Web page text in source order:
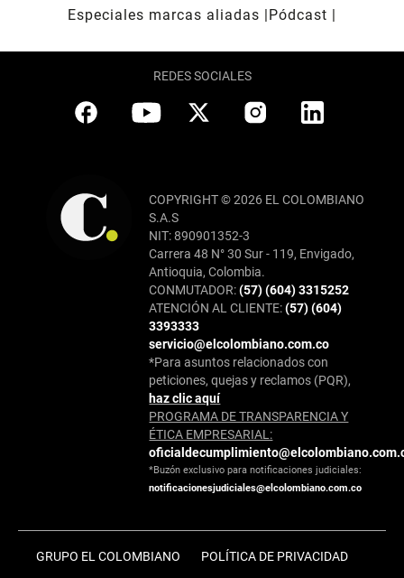
Especiales marcas aliadas
Pódcast
REDES SOCIALES
COPYRIGHT © 2026 EL COLOMBIANO
S.A.S
NIT: 890901352-3
Carrera 48 N° 30 Sur - 119, Envigado,
Antioquia, Colombia.
CONMUTADOR:(57) (604) 3315252
ATENCIÓN AL CLIENTE:(57) (604)
3393333
servicio@elcolombiano.com.co
*Para asuntos relacionados con
peticiones, quejas y reclamos (PQR),
haz clic aquí
PROGRAMA DE TRANSPARENCIA Y
ÉTICA EMPRESARIAL:
*Buzón exclusivo para notificaciones judiciales:
notificacionesjudiciales@elcolombiano.com.co
GRUPO EL COLOMBIANO POLÍTICA DE PRIVACIDAD